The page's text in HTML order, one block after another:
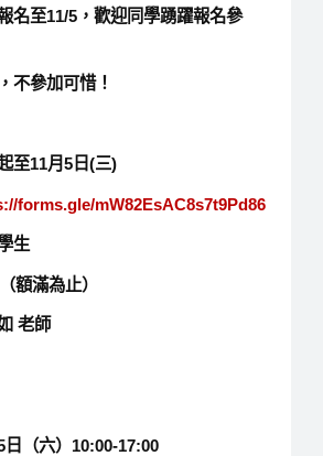
名至11/5，歡迎同學踴躍報名參
不參加可惜！
至11月5日(三)
forms.gle/mW82EsAC8s7t9Pd86
生
額滿為止）
老師
日（六）10:00-17:00